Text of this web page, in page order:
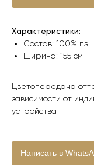
Характеристики:
Состав: 100% пэ
Ширина: 155 см
Цветопередача
зависимости от
устройства
Написать в